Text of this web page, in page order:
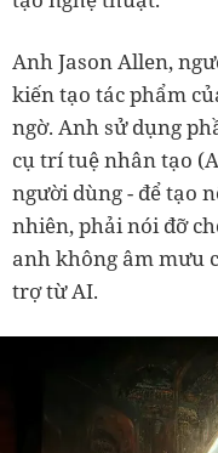
Anh Jason Allen,
kiến tạo tác phẩm
ngờ. Anh sử dụng
cụ trí tuệ nhân tạo
người dùng - để tạo
nhiên, phải nói đỡ
anh không âm mưu
trợ từ AI.